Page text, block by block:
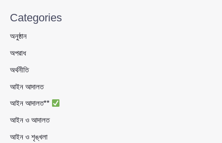
Categories
অনুষ্ঠান
অপরাধ
অর্থনীতি
আইন আদালত
আইন আদালত**
আইন ও আদালত
আইন ও শৃঙ্খলা